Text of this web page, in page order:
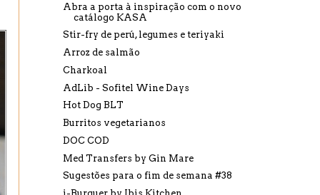
Abra a porta à inspiração com o novo
catálogo KASA
Stir-fry de perú, legumes e teriyaki
Arroz de salmão
Charkoal
AdLib - Sofitel Wine Days
Hot Dog BLT
Burritos vegetarianos
DOC COD
Med Transfers by Gin Mare
Sugestões para o fim de semana #38